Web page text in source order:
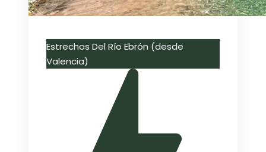
Estrechos Del Río Ebrón (desde
Valencia)